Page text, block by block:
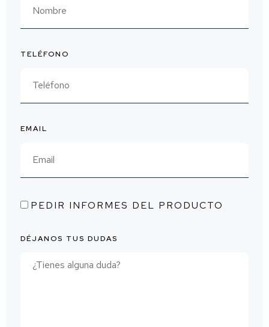
TELÉFONO
EMAIL
PEDIR INFORMES DEL PRODUCTO
DÉJANOS TUS DUDAS